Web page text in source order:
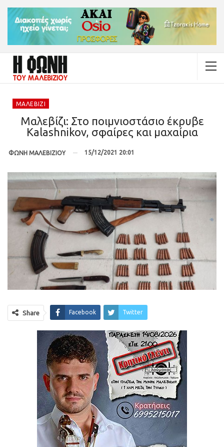
ΜΑΛΕΒΊΖΙ
Μαλεβίζι: Στο ποιμνιοστάσιο έκρυβε
Kalashnikov, σφαίρες και μαχαίρια
ΦΩΝΗ ΜΑΛΕΒΙΖΙΟΥ 15/12/2021 20:01
Share Facebook Twitter